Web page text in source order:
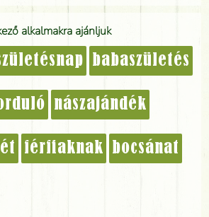
alkalmakra ajánljuk
babaszületés
nászajándék
férfiaknak bocsánat